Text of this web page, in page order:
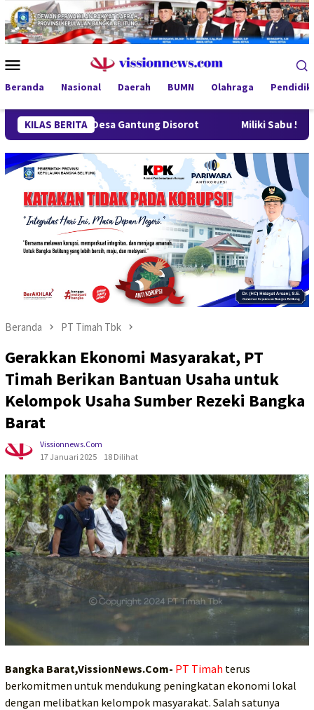
Loncat
ke
konten
Mobile
Beranda Nasional Daerah BUMN Olahraga
KILAS BERITA
Desa Gantung Disorot Miliki Sabu 50 Gram, IRT di
Beranda PT Timah Tbk
Gerakkan Ekonomi Masyarakat, PT
Timah Berikan Bantuan Usaha untuk
Kelompok Usaha Sumber Rezeki Bangka
Barat
Vissionnews.com
17 Januari 2025
18 Dilihat
Bangka Barat,VissionNews.Com- PT Timah terus
berkomitmen untuk mendukung peningkatan ekonomi lokal
dengan melibatkan kelompok masyarakat. Salah satunya